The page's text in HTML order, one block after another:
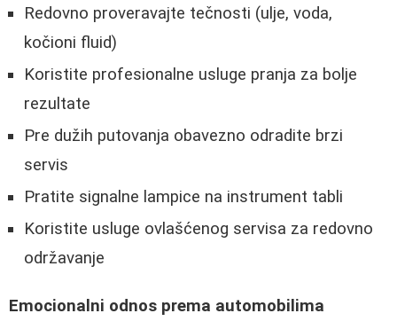
Redovno proveravajte tečnosti (ulje, voda,
kočioni fluid)
Koristite profesionalne usluge pranja za bolje
rezultate
Pre dužih putovanja obavezno odradite brzi
servis
Pratite signalne lampice na instrument tabli
Koristite usluge ovlašćenog servisa za redovno
održavanje
Emocionalni odnos prema automobilima